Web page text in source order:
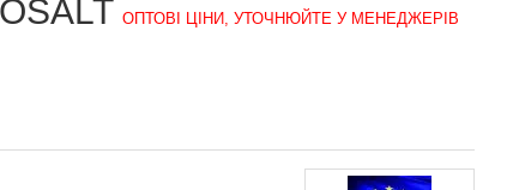
ОПТОВІ ЦІНИ, УТОЧНЮЙТЕ У МЕНЕДЖЕРІВ